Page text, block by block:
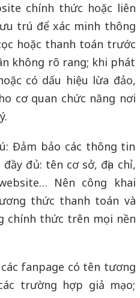
chính thức hoặc liên
trú để xác minh thông
hoặc thanh toán trước
không rõ rang; khi phát
có dấu hiệu lừa đảo,
cơ quan chức năng nơi
Đảm bảo các thông tin
đủ: tên cơ sở, địa chỉ,
Nên công khai
thức thanh toán và
chính thức trên mọi nền
fanpage có tên tương
trường hợp giả mạo;